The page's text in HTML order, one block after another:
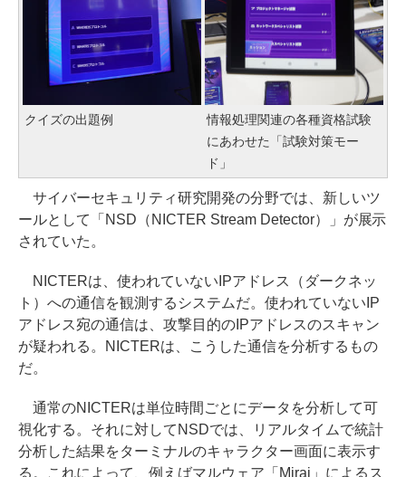
クイズの出題例
情報処理関連の各種資格試験
にあわせた「試験対策モー
ド」
サイバーセキュリティ研究開発の分野では、新しいツ
ールとして「NSD（NICTER Stream Detector）」が展示
されていた。
NICTERは、使われていないIPアドレス（ダークネッ
ト）への通信を観測するシステムだ。使われていないIP
アドレス宛の通信は、攻撃目的のIPアドレスのスキャン
が疑われる。NICTERは、こうした通信を分析するもの
だ。
通常のNICTERは単位時間ごとにデータを分析して可
視化する。それに対してNSDでは、リアルタイムで統計
分析した結果をターミナルのキャラクター画面に表示す
る。これによって、例えばマルウェア「Mirai」によるス